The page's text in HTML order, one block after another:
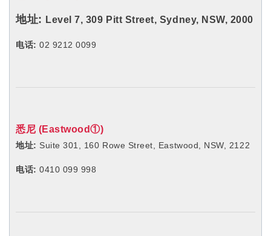
地址: Level 7, 309 Pitt Street, Sydney, NSW, 2000
电话: 02 9212 0099
悉尼 (Eastwood①)
地址: Suite 301, 160 Rowe Street, Eastwood, NSW, 2122
电话: 0410 099 998